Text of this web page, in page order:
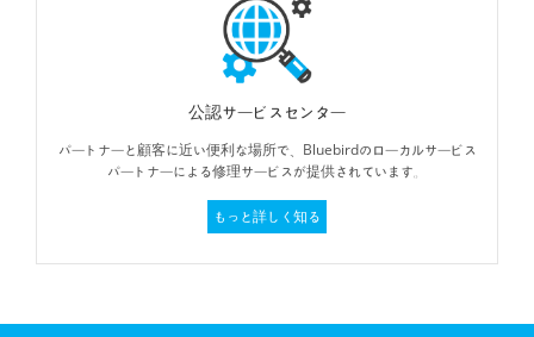
公認サービスセンター
パートナーと顧客に近い便利な場所で、Bluebirdのローカルサービス
パートナーによる修理サービスが提供されています。
もっと詳しく知る